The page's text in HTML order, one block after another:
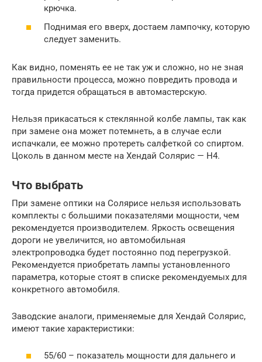
крючка.
Поднимая его вверх, достаем лампочку, которую
следует заменить.
Как видно, поменять ее не так уж и сложно, но не зная
правильности процесса, можно повредить провода и
тогда придется обращаться в автомастерскую.
Нельзя прикасаться к стеклянной колбе лампы, так как
при замене она может потемнеть, а в случае если
испачкали, ее можно протереть салфеткой со спиртом.
Цоколь в данном месте на Хендай Солярис — H4.
Что выбрать
При замене оптики на Солярисе нельзя использовать
комплекты с большими показателями мощности, чем
рекомендуется производителем. Яркость освещения
дороги не увеличится, но автомобильная
электропроводка будет постоянно под перегрузкой.
Рекомендуется приобретать лампы установленного
параметра, которые стоят в списке рекомендуемых для
конкретного автомобиля.
Заводские аналоги, применяемые для Хендай Солярис,
имеют такие характеристики:
55/60 – показатель мощности для дальнего и